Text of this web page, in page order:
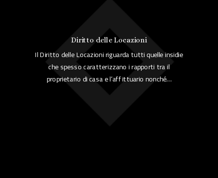
Diritto delle Locazioni
Il Diritto delle Locazioni riguarda tutti quelle insidie
che spesso caratterizzano i rapporti tra il
proprietario di casa e l’affittuario nonché…